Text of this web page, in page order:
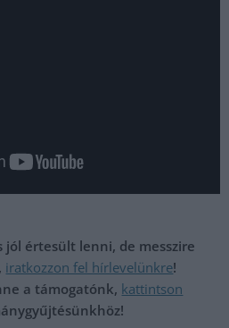
értesült lenni, de messzire
iratkozzon fel hírlevelünkre!
a támogatónk, kattintson